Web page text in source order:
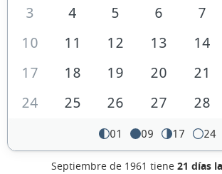
3
4 5 6 7
10
11 12 13 14
17
18 19 20 21
24
25 26 27 28
01 09 17 24
Septiembre de 1961 tiene 21 días